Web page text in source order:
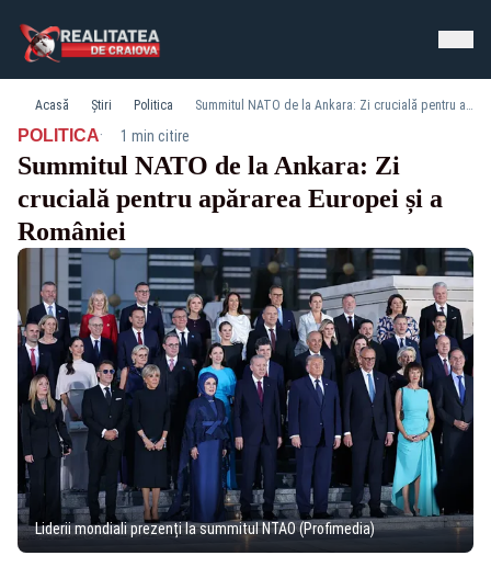
Acasă Știri Politica Summitul NATO de la Ankara: Zi crucială pentru apărarea Europei și a României
POLITICA· 1 min citire
Summitul NATO de la Ankara: Zi
crucială pentru apărarea Europei și a
României
Liderii mondiali prezenți la summitul NTAO (Profimedia)